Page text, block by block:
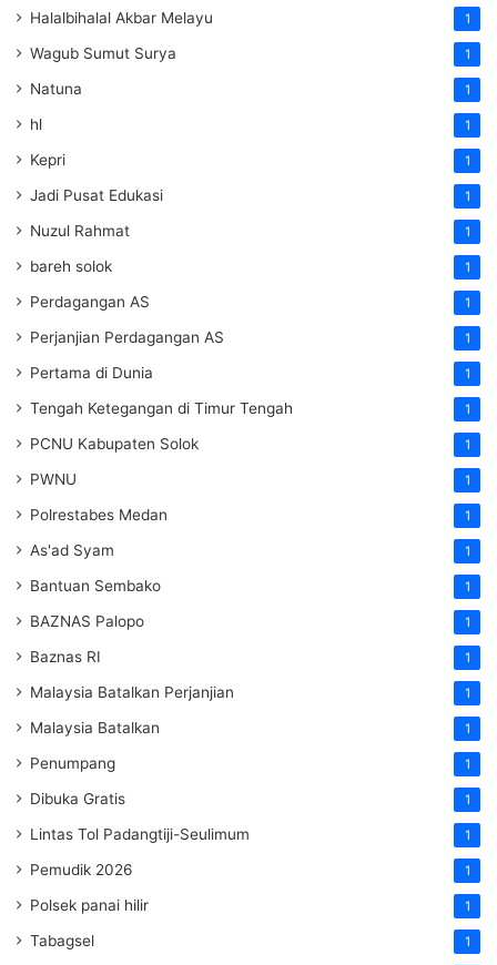
Halalbihalal Akbar Melayu 1
Wagub Sumut Surya 1
Natuna 1
hl 1
Kepri 1
Jadi Pusat Edukasi 1
Nuzul Rahmat 1
bareh solok 1
Perdagangan AS 1
Perjanjian Perdagangan AS 1
Pertama di Dunia 1
Tengah Ketegangan di Timur Tengah 1
PCNU Kabupaten Solok 1
PWNU 1
Polrestabes Medan 1
As'ad Syam 1
Bantuan Sembako 1
BAZNAS Palopo 1
Baznas RI 1
Malaysia Batalkan Perjanjian 1
Malaysia Batalkan 1
Penumpang 1
Dibuka Gratis 1
Lintas Tol Padangtiji-Seulimum 1
Pemudik 2026 1
Polsek panai hilir 1
Tabagsel 1